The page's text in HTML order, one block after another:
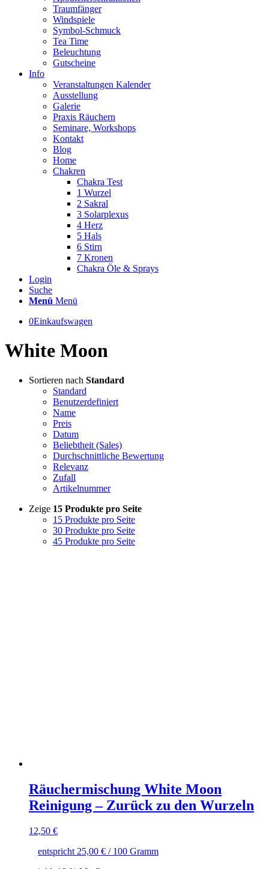
Traumfänger
Windspiele
Symbol-Schmuck
Tea Time
Beleuchtung
Gutscheine
Info
Veranstaltungen Kalender
Ausstellung
Galerie
Praxis Räuchern
Seminare, Workshops
Kontakt
Blog
Home
Chakren
Chakra Test
1 Wurzel
2 Sakral
3 Solarplexus
4 Herz
5 Hals
6 Stirn
7 Kronen
Chakra Öle & Sprays
Login
Suche
Menü Menü
0Einkaufswagen
White Moon
Sortieren nach Standard
Standard
Benutzerdefiniert
Name
Preis
Datum
Beliebtheit (Sales)
Durchschnittliche Bewertung
Relevanz
Zufall
Artikelnummer
Zeige 15 Produkte pro Seite
15 Produkte pro Seite
30 Produkte pro Seite
45 Produkte pro Seite
Räuchermischung White Moon
Reinigung – Zurück zu den Wurzeln
12,50 €
entspricht 25,00 € / 100 Gramm